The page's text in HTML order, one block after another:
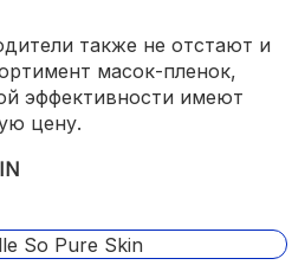
также не отстают и
масок-пленок,
эффективности имеют
цену.